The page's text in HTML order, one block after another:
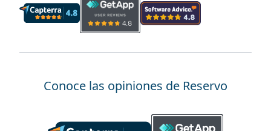
Conoce las opiniones de Reservo